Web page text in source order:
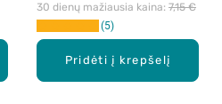
Pridėti į krepšelį
30 dienų mažiausia kaina: 7,15 €
5